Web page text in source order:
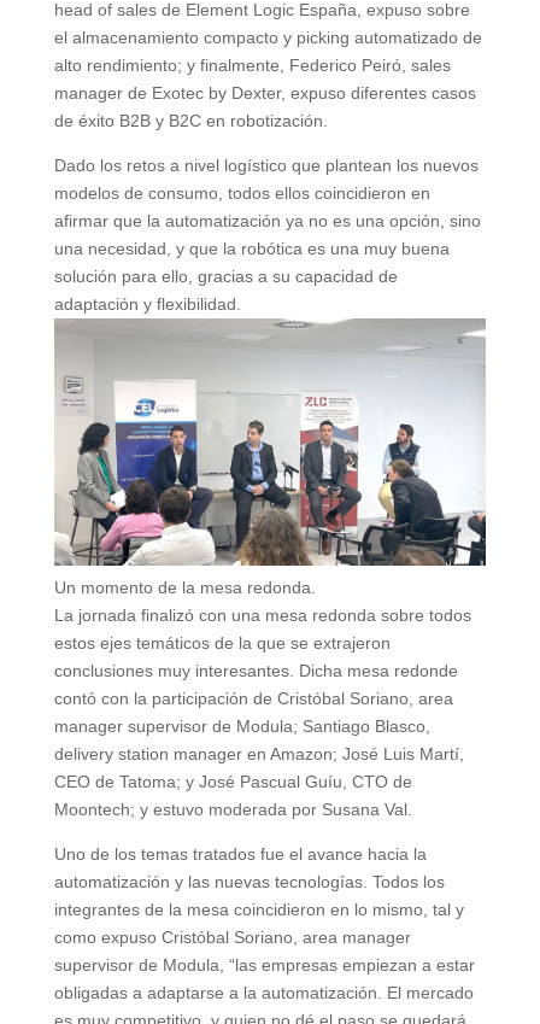
head of sales de Element Logic España, expuso sobre
el almacenamiento compacto y picking automatizado de
alto rendimiento; y finalmente, Federico Peiró, sales
manager de Exotec by Dexter, expuso diferentes casos
de éxito B2B y B2C en robotización.
Dado los retos a nivel logístico que plantean los nuevos
modelos de consumo, todos ellos coincidieron en
afirmar que la automatización ya no es una opción, sino
una necesidad, y que la robótica es una muy buena
solución para ello, gracias a su capacidad de
adaptación y flexibilidad.
Un momento de la mesa redonda.
La jornada finalizó con una mesa redonda sobre todos
estos ejes temáticos de la que se extrajeron
conclusiones muy interesantes. Dicha mesa redonde
contó con la participación de Cristóbal Soriano, area
manager supervisor de Modula; Santiago Blasco,
delivery station manager en Amazon; José Luis Martí,
CEO de Tatoma; y José Pascual Guíu, CTO de
Moontech; y estuvo moderada por Susana Val.
Uno de los temas tratados fue el avance hacia la
automatización y las nuevas tecnologías. Todos los
integrantes de la mesa coincidieron en lo mismo, tal y
como expuso Cristóbal Soriano, area manager
supervisor de Modula, “las empresas empiezan a estar
obligadas a adaptarse a la automatización. El mercado